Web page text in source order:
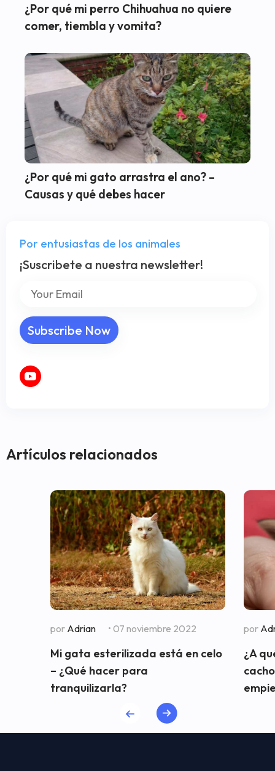
¿Por qué mi perro Chihuahua no quiere
comer, tiembla y vomita?
¿Por qué mi gato arrastra el ano? –
Causas y qué debes hacer
Por entusiastas de los animales
¡Suscribete a nuestra newsletter!
Artículos relacionados
por Adrian • 07 noviembre 2022
Mi gata esterilizada está en celo
– ¿Qué hacer para
tranquilizarla?
por
¿A